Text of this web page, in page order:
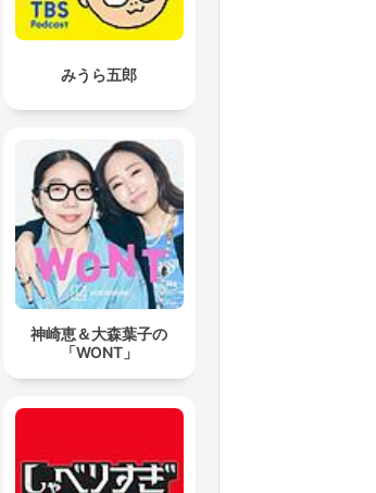
みうら五郎
神崎恵＆大森葉子の
「WONT」